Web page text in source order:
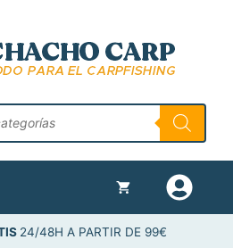
24/48H A PARTIR DE 99€